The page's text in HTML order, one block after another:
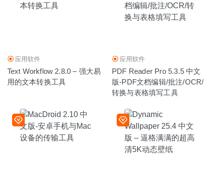
应用软件
Text Workflow 2.8.0 – 强大易
用的文本转换工具
应用软件
PDF Reader Pro 5.3.5 中文
版-PDF文档编辑/批注/OCR/
转换与表格填写工具